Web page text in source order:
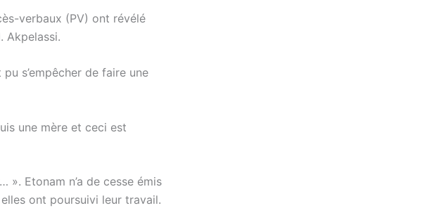
verbaux (PV) ont révélé
Akpelassi.
s’empêcher de faire une
une mère et ceci est
». Etonam n’a de cesse émis
ont poursuivi leur travail.